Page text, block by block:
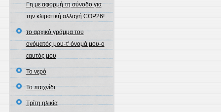
Γη με αφορμή τη σύνοδο για
την κλιματική αλλαγή COP26!
το αρχικό γράμμα του
ονόματός μου-τ' όνομά μου-ο
εαυτός μου
Το νερό
Το παιχνίδι
Τρίτη ηλικία